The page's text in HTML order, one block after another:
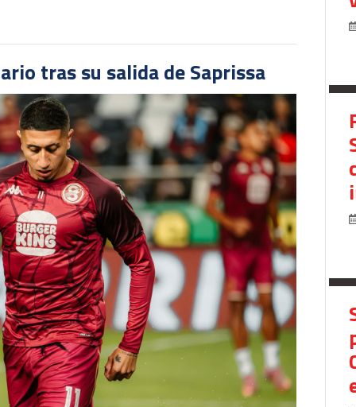
tras su salida de Saprissa